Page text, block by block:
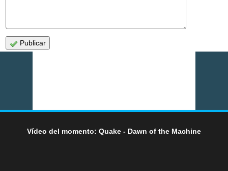
Publicar
Vídeo del momento: Quake - Dawn of the Machine